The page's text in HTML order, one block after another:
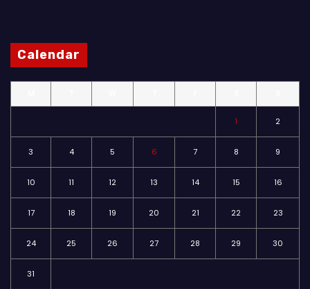
Calendar
1 2
3 4 5 6 7 8 9
10 11 12 13 14 15 16
17 18 19 20 21 22 23
24 25 26 27 28 29 30
31